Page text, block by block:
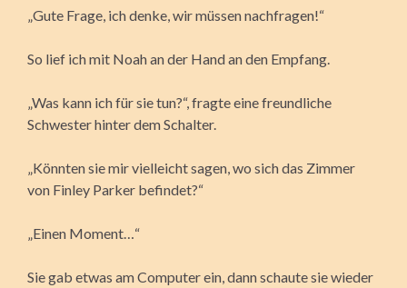
„Gute Frage, ich denke, wir müssen nachfragen!“
So lief ich mit Noah an der Hand an den Empfang.
„Was kann ich für sie tun?“, fragte eine freundliche
Schwester hinter dem Schalter.
„Könnten sie mir vielleicht sagen, wo sich das Zimmer
von Finley Parker befindet?“
„Einen Moment…“
Sie gab etwas am Computer ein, dann schaute sie wieder